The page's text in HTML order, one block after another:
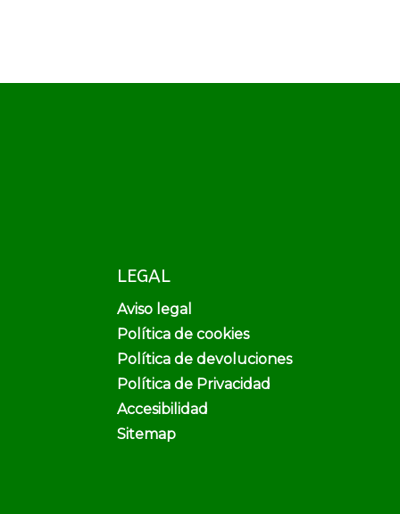
LEGAL
Aviso legal
Política de cookies
Política de devoluciones
Política de Privacidad
Accesibilidad
Sitemap